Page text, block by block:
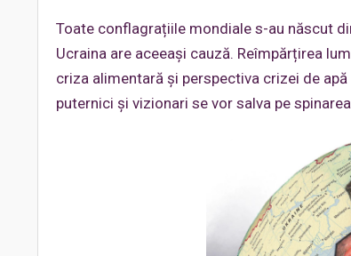
Toate conflagrațiile mondiale s-au născut
Ucraina are aceeași cauză. Reîmpărțirea
criza alimentară și perspectiva crizei de
puternici și vizionari se vor salva pe